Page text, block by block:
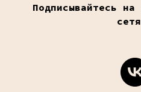
Подписывайтесь